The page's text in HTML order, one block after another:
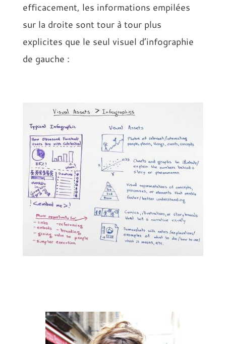
efficacement, les informations empilées
sur la droite sont tour à tour plus
explicites que le seul visuel d’infographie
de gauche :